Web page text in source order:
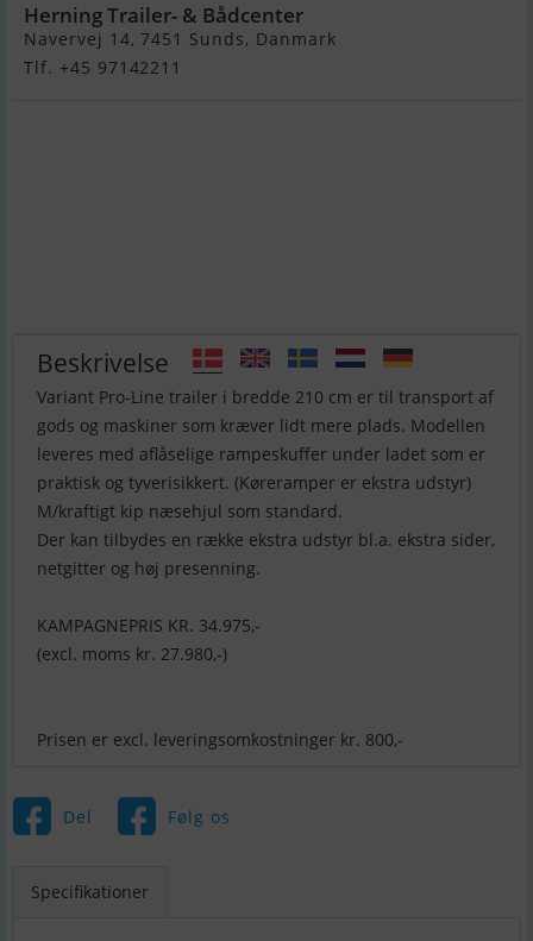
Herning Trailer- & Bådcenter
Navervej 14, 7451 Sunds, Danmark
Tlf. +45 97142211
Beskrivelse
Variant Pro-Line trailer i bredde 210 cm er til transport af
gods og maskiner som kræver lidt mere plads. Modellen
leveres med aflåselige rampeskuffer under ladet som er
praktisk og tyverisikkert. (Køreramper er ekstra udstyr)
M/kraftigt kip næsehjul som standard.
Der kan tilbydes en række ekstra udstyr bl.a. ekstra sider,
netgitter og høj presenning.
KAMPAGNEPRIS KR. 34.975,-
(excl. moms kr. 27.980,-)
Prisen er excl. leveringsomkostninger kr. 800,-
Del Følg os
Specifikationer